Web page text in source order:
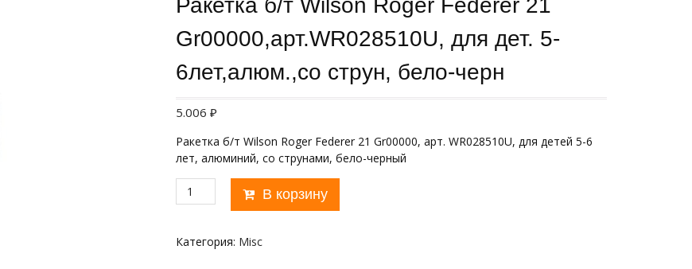
Ракетка б/т Wilson Roger Federer 21
Gr00000,арт.WR028510U, для дет. 5-
6лет,алюм.,со струн, бело-черн
5.006 ₽
Ракетка б/т Wilson Roger Federer 21 Gr00000, арт. WR028510U, для детей 5-6
лет, алюминий, со струнами, бело-черный
Количество
товара
б/
В корзину
Категория: Misc